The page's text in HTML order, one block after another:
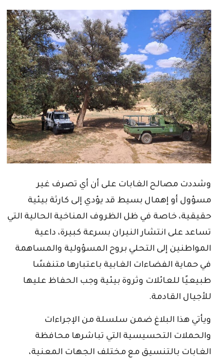
وشددت مصالح الغابات على أن أي تصرف غير
مسؤول أو إهمال بسيط قد يؤدي إلى كارثة بيئية
حقيقية، خاصة في ظل الظروف المناخية الحالية التي
تساعد على انتشار النيران بسرعة كبيرة، داعية
المواطنين إلى التحلي بروح المسؤولية والمساهمة
في حماية الفضاءات الغابية باعتبارها متنفسًا
طبيعيًا للعائلات وثروة بيئية وجب الحفاظ عليها
للأجيال القادمة.
ويأتي هذا البلاغ ضمن سلسلة من الإجراءات
والحملات التحسيسية التي تباشرها محافظة
الغابات بالتنسيق مع مختلف الجهات المعنية،